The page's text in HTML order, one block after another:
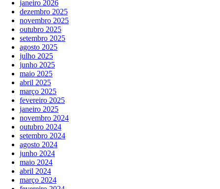
janeiro 2026
dezembro 2025
novembro 2025
outubro 2025
setembro 2025
agosto 2025
julho 2025
junho 2025
maio 2025
abril 2025
março 2025
fevereiro 2025
janeiro 2025
novembro 2024
outubro 2024
setembro 2024
agosto 2024
junho 2024
maio 2024
abril 2024
março 2024